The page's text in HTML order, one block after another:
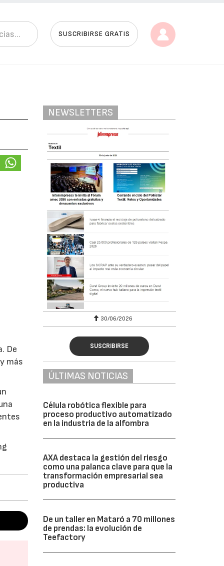
SUSCRIBIRSE GRATIS
De
más
NEWSLETTERS
30/06/2026
SUSCRIBIRSE
ÚLTIMAS NOTICIAS
Célula robótica flexible para
proceso productivo automatizado
en la industria de la alfombra
AXA destaca la gestión del riesgo
como una palanca clave para que la
transformación empresarial sea
productiva
De un taller en Mataró a 70 millones
de prendas: la evolución de
Teefactory